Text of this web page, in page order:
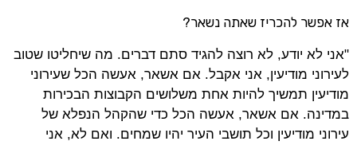
אז אפשר להכריז שאתה נשאר?
"אני לא יודע, לא רוצה להגיד סתם דברים. מה שיחליטו שטוב
לעירוני מודיעין, אני אקבל. אם אשאר, אעשה הכל שעירוני
מודיעין תמשיך להיות אחת משלושים הקבוצות הבכירות
במדינה. אם אשאר, אעשה הכל כדי שהקהל הנפלא של
עירוני מודיעין וכל תושבי העיר יהיו שמחים. ואם לא, אני